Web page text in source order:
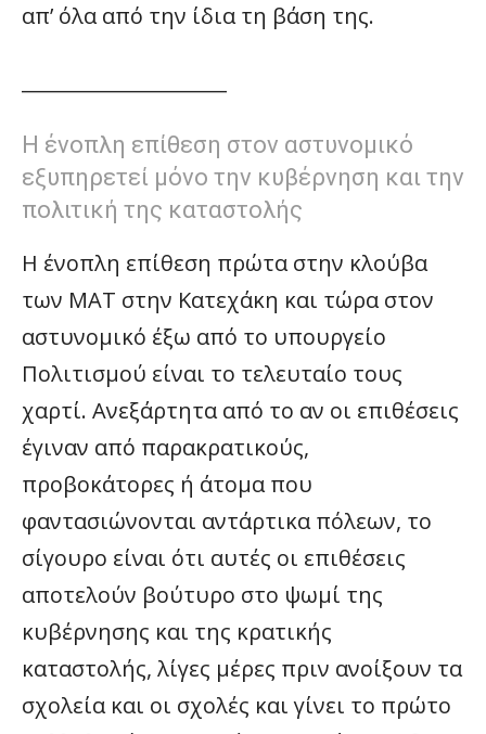
απ’ όλα από την ίδια τη βάση της.
Η ένοπλη επίθεση στον αστυνομικό
εξυπηρετεί μόνο την κυβέρνηση και την
πολιτική της καταστολής
Η ένοπλη επίθεση πρώτα στην κλούβα
των ΜΑΤ στην Κατεχάκη και τώρα στον
αστυνομικό έξω από το υπουργείο
Πολιτισμού είναι το τελευταίο τους
χαρτί. Ανεξάρτητα από το αν οι επιθέσεις
έγιναν από παρακρατικούς,
προβοκάτορες ή άτομα που
φαντασιώνονται αντάρτικα πόλεων, το
σίγουρο είναι ότι αυτές οι επιθέσεις
αποτελούν βούτυρο στο ψωμί της
κυβέρνησης και της κρατικής
καταστολής, λίγες μέρες πριν ανοίξουν τα
σχολεία και οι σχολές και γίνει το πρώτο